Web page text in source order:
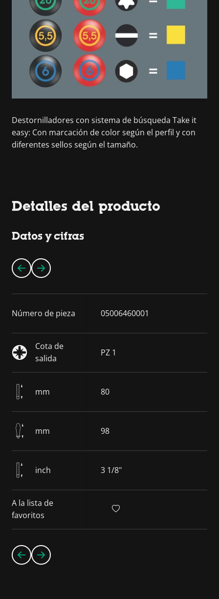
Destornilladores con sistema de búsqueda Take it
easy: Con marcación de color según el perfil y con
diferentes sellos según el tamaño.
Detalles del producto
Datos y cifras
Número de pieza 05006460001
Cota de
salida
PZ 1
mm 80
mm 98
inch 3 1/8"
A la lista de
favoritos